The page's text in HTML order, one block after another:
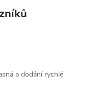
a dodání rychlé